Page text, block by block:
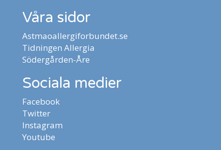
Våra sidor
Astmaoallergiforbundet.se
Tidningen Allergia
Södergården-Åre
Sociala medier
Facebook
Twitter
Instagram
Youtube